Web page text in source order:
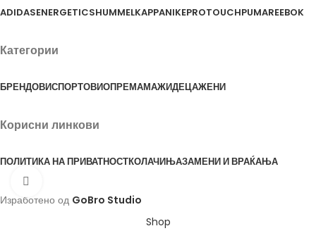
ADIDASENERGETICSHUMMELKAPPANIKEPROTOUCHPUMAREEBOK
Категории
БРЕНДОВИСПОРТОВИОПРЕМАМАЖИДЕЦАЖЕНИ
Корисни линкови
ПОЛИТИКА НА ПРИВАТНОСТКОЛАЧИЊАЗАМЕНИ И ВРАЌАЊА
Изработено од GoBro Studio
Shop